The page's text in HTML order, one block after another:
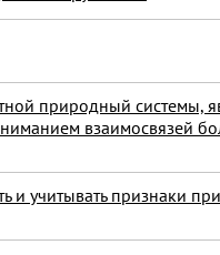
природный системы,
взаимосвязей
и учитывать признаки